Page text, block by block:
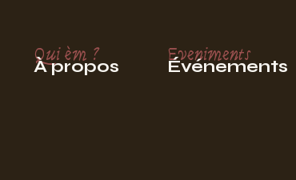
Qui èm ?
À propos
Eveniments
Événements